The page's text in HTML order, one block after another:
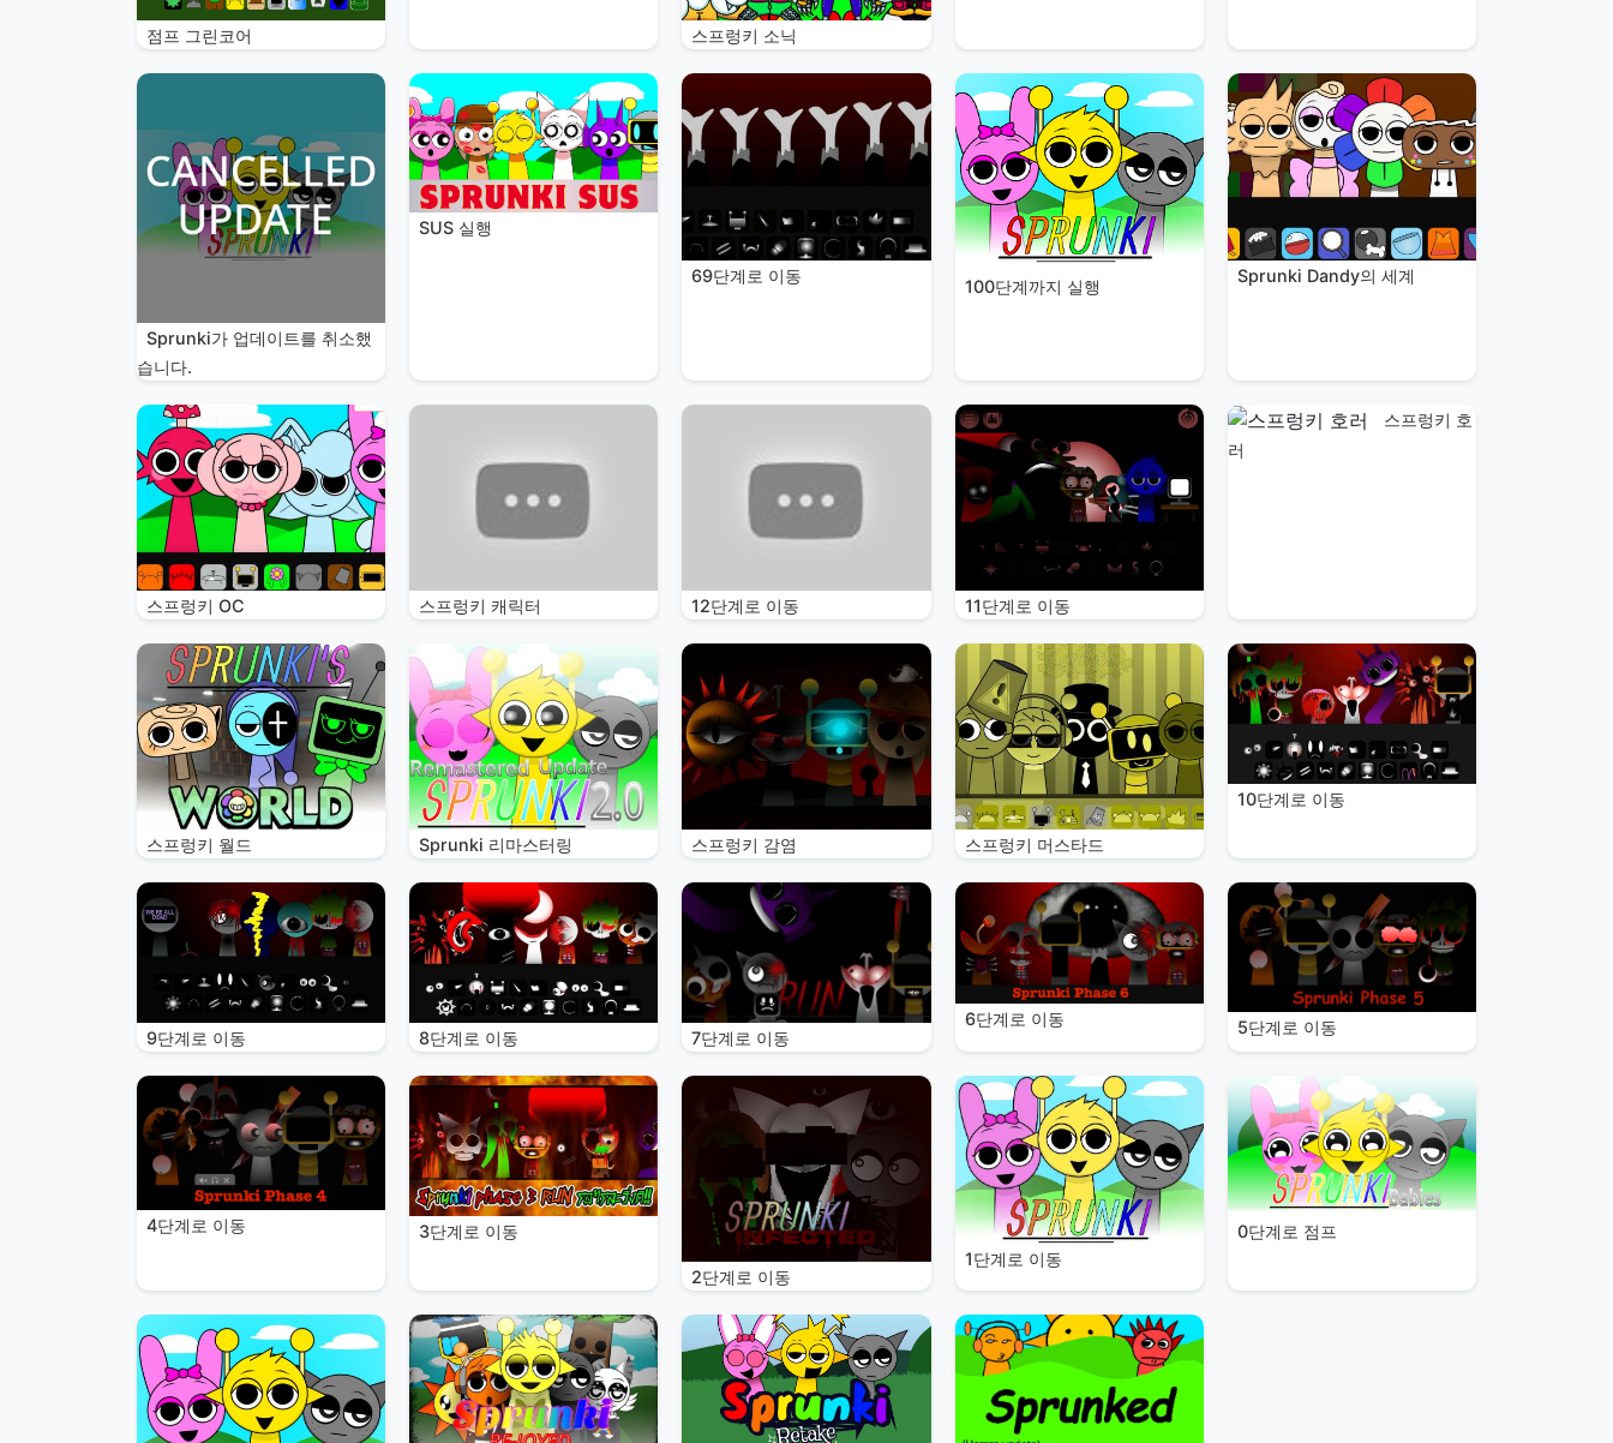
점프 그린코어 스프렁키 소닉
Sprunki가 업데이트를 취소했
습니다.
SUS 실행
69단계로 이동
100단계까지 실행
Sprunki Dandy의 세계
스프렁키 OC 스프렁키 캐릭터 12단계로 이동 11단계로 이동
스프렁키 호
러
스프렁키 월드 Sprunki 리마스터링 스프렁키 감염 스프렁키 머스타드
10단계로 이동
9단계로 이동 8단계로 이동 7단계로 이동
6단계로 이동 5단계로 이동
4단계로 이동 3단계로 이동
2단계로 이동
1단계로 이동
0단계로 점프